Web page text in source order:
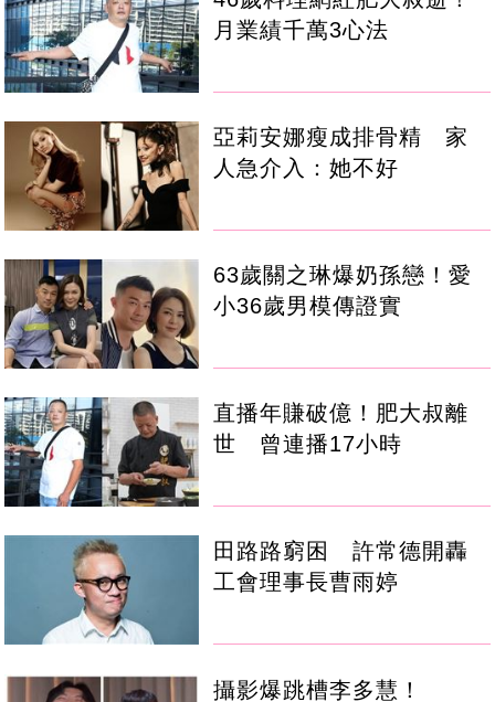
月業績千萬3心法
亞莉安娜瘦成排骨精 家
人急介入：她不好
63歲關之琳爆奶孫戀！愛
小36歲男模傳證實
直播年賺破億！肥大叔離
世 曾連播17小時
田路路窮困 許常德開轟
工會理事長曹雨婷
攝影爆跳槽李多慧！